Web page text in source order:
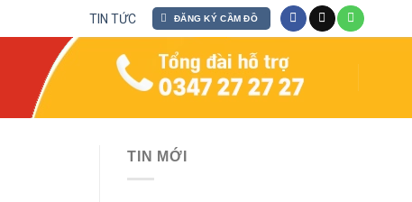
TIN TỨC ĐĂNG KÝ CẦM ĐỒ
TIN MỚI